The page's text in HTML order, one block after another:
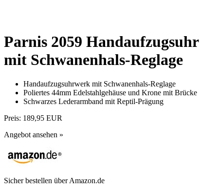
Parnis 2059 Handaufzugsuhr
mit Schwanenhals-Reglage
Handaufzugsuhrwerk mit Schwanenhals-Reglage
Poliertes 44mm Edelstahlgehäuse und Krone mit Brücke
Schwarzes Lederarmband mit Reptil-Prägung
Preis: 189,95 EUR
Angebot ansehen »
Sicher bestellen über Amazon.de